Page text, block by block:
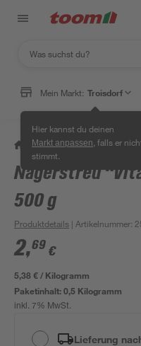
Mein Markt: Troisdorf
Hier kannst du deinen
Markt anpassen , falls er
stimmt.
/ Garten & Freizeit /
Nagerstreu
500 g
Produktdetails | Artikelnummer:
2,69 €
5,38 € / Kilogramm
Paketinhalt:0,5 Kilogramm
inkl. 7% MwSt.
Lieferung